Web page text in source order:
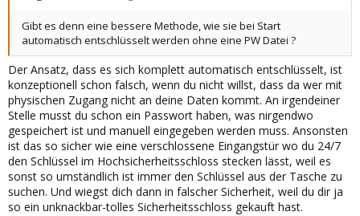
Gibt es denn eine bessere Methode, wie sie bei Start
automatisch entschlüsselt werden ohne eine PW Datei ?
Der Ansatz, dass es sich komplett automatisch entschlüsselt, ist
konzeptionell schon falsch, wenn du nicht willst, dass da wer mit
physischen Zugang nicht an deine Daten kommt. An irgendeiner
Stelle musst du schon ein Passwort haben, was nirgendwo
gespeichert ist und manuell eingegeben werden muss. Ansonsten
ist das so sicher wie eine verschlossene Eingangstür wo du 24/7
den Schlüssel im Hochsicherheitsschloss stecken lässt, weil es
sonst so umständlich ist immer den Schlüssel aus der Tasche zu
suchen. Und wiegst dich dann in falscher Sicherheit, weil du dir ja
so ein unknackbar-tolles Sicherheitsschloss gekauft hast.